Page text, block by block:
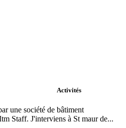
Activités
une société de bâtiment
Staff. J'interviens à St maur de...